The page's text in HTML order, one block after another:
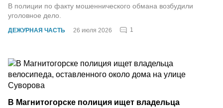
ДЕЖУРНАЯ ЧАСТЬ 26 июля 2026 1
В полиции по факту мошеннического обмана возбудили
уголовное дело.
В Магнитогорске полиция ищет владельца